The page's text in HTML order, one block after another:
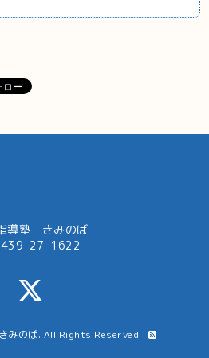
導塾 きみのば
27-1622
みのば. All Rights Reserved.